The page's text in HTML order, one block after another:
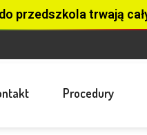
przedszkola trwają
Procedury